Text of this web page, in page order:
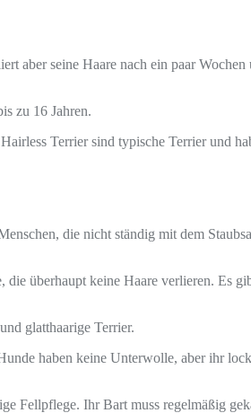
seine Haare nach ein paar
zu 16 Jahren.
Terrier sind typische Terrier und
die nicht ständig mit dem
überhaupt keine Haare verlieren. Es
glatthaarige Terrier.
haben keine Unterwolle, aber ihr
Fellpflege. Ihr Bart muss regelmäßig